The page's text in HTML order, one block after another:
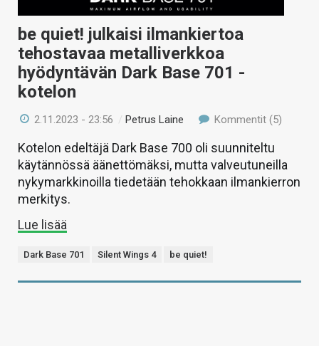
HAKU
be quiet! julkaisi ilmankiertoa
tehostavaa metalliverkkoa
hyödyntävän Dark Base 701 -
kotelon
2.11.2023 - 23:56 /Petrus Laine Kommentit (5)
Kotelon edeltäjä Dark Base 700 oli suunniteltu
käytännössä äänettömäksi, mutta valveutuneilla
nykymarkkinoilla tiedetään tehokkaan ilmankierron
merkitys.
Lue lisää
Dark Base 701 Silent Wings 4 be quiet!